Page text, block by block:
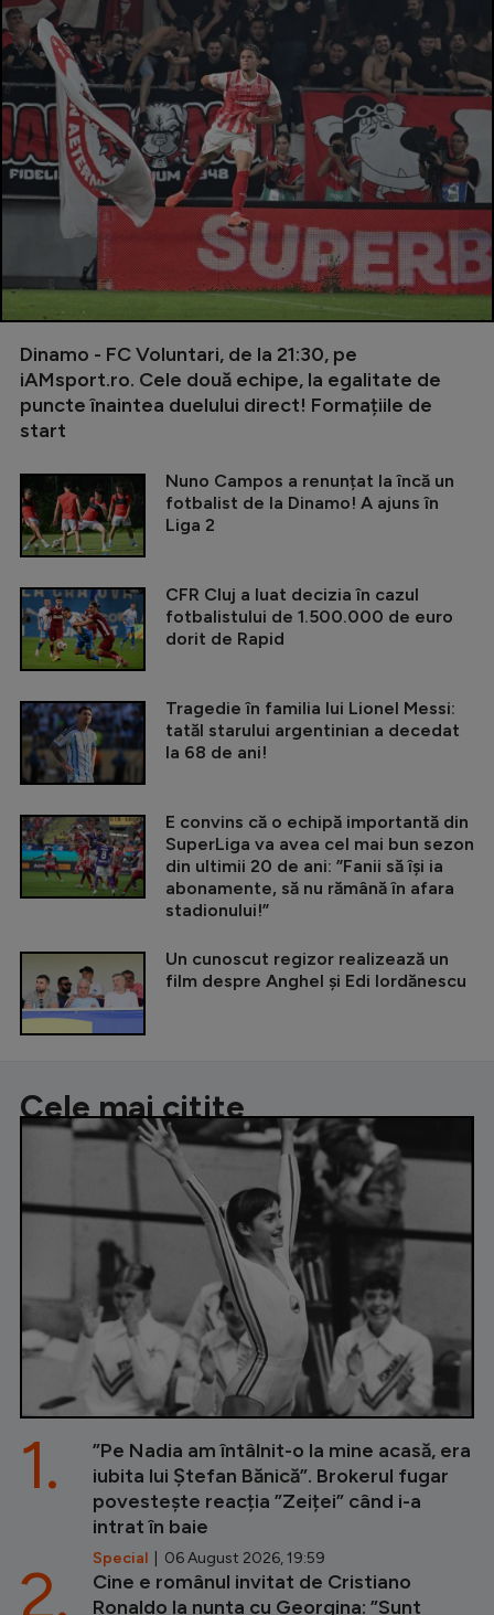
Dinamo - FC Voluntari, de la 21:30, pe
iAMsport.ro. Cele două echipe, la egalitate de
puncte înaintea duelului direct! Formațiile de
start
Nuno Campos a renunțat la încă un
fotbalist de la Dinamo! A ajuns în
Liga 2
CFR Cluj a luat decizia în cazul
fotbalistului de 1.500.000 de euro
dorit de Rapid
Tragedie în familia lui Lionel Messi:
tatăl starului argentinian a decedat
la 68 de ani!
E convins că o echipă importantă din
SuperLiga va avea cel mai bun sezon
din ultimii 20 de ani: ”Fanii să își ia
abonamente, să nu rămână în afara
stadionului!”
Un cunoscut regizor realizează un
film despre Anghel și Edi Iordănescu
Cele mai citite
”Pe Nadia am întâlnit-o la mine acasă, era
iubita lui Ștefan Bănică”. Brokerul fugar
povestește reacția ”Zeiței” când i-a
intrat în baie
Special | 06 August 2026, 19:59
1.
Cine e românul invitat de Cristiano
Ronaldo la nunta cu Georgina: ”Sunt
2.